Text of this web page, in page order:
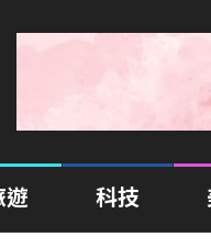
遊 科技